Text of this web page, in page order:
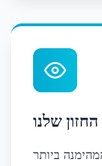
החזון שלנו
ביותר